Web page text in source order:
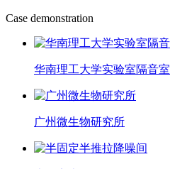
Case demonstration
华南理工大学实验室隔音室
广州微生物研究所